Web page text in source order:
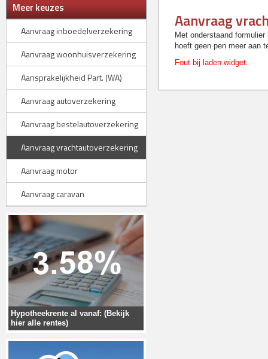
Meer keuzes
Aanvraag inboedelverzekering
Aanvraag woonhuisverzekering
Aansprakelijkheid Part. (WA)
Aanvraag autoverzekering
Aanvraag bestelautoverzekering
Aanvraag vrachtautoverzekering
Aanvraag motor
Aanvraag caravan
Hypotheekrente al vanaf: (Bekijk
hier alle rentes)
Aanvraag
Met onderstaand
hoeft geen pen meer aan
Fout bij laden widget.